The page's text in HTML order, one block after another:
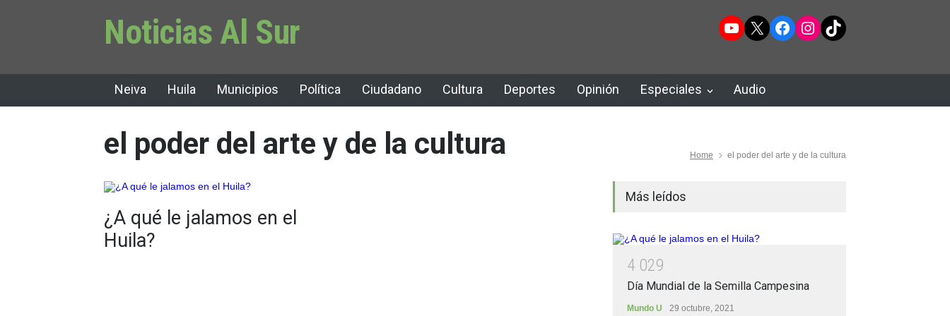
Noticias Al Sur YouTube
X Facebook
Instagram
TikTok
Neiva Huila Municipios Política Ciudadano Cultura Deportes Opinión Especiales Audio
el poder del arte y de la cultura Home el poder del arte y de la cultura
¿A qué le jalamos en el
Huila?
Más leídos
4 029
Día Mundial de la Semilla Campesina
Mundo U 29 octubre, 2021